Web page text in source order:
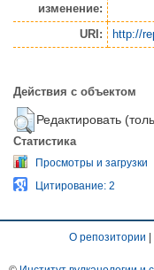
изменение:
URI: http://
Действия с объектом
Редактировать
Статистика
Просмотры и загрузки
Цитирование: 2
О репозитории |